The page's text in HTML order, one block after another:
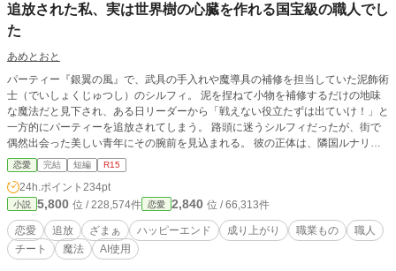
追放された私、実は世界樹の心臓を作れる国宝級の職人でし
た
あめとおと
パーティー『銀翼の風』で、武具の手入れや魔導具の補修を担当していた泥飾術
士（でいしょくじゅつし）のシルフィ。 泥を捏ねて小物を補修するだけの地味
な魔法だと見下され、ある日リーダーから「戦えない役立たずは出ていけ！」と
一方的にパーティーを追放されてしまう。 路頭に迷うシルフィだったが、街で
偶然出会った美しい青年にその腕前を見込まれる。 彼の正体は、隣国ルナリア
帝国の皇太子・レオンハルトだった。 実はシルフィが「ただの泥遊び」だと思
っていた技術は、古代失われたとされる【神土錬成（しんどれんせい）】。 世
界樹の枯死によって崩壊の危機に瀕していた帝国を救うため、彼女は皇帝直属の
「国宝級職人」として迎えられることに！ 専用の工房、極上の食事、そしてシ
ルフィをこれでもかと甘やかしてくる過保護なレオンハルト殿下。 「君の作る
ものは全て愛おしい。……もちろん、君自身もね」 一方、シルフィという「万
能のメンテナンス要員」を失った元パーティーは、武具の破損とダンジョン攻略
恋愛 完結 短編 R15
24h.ポイント 234pt
小説 5,800 位 / 228,574件 恋愛 2,840 位 / 66,313件
恋愛 追放 ざまぁ ハッピーエンド 成り上がり 職業もの
職人
チート
魔法 AI使用